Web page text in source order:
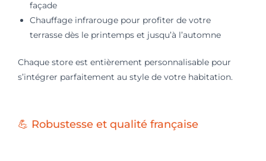
façade
Chauffage infrarouge pour profiter de votre
terrasse dès le printemps et jusqu’à l’automne
Chaque store est entièrement personnalisable pour
s’intégrer parfaitement au style de votre habitation.
💪 Robustesse et qualité française